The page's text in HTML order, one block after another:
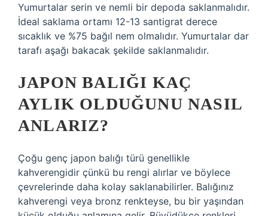
Yumurtalar serin ve nemli bir depoda saklanmalıdır.
İdeal saklama ortamı 12-13 santigrat derece
sıcaklık ve %75 bağıl nem olmalıdır. Yumurtalar dar
tarafı aşağı bakacak şekilde saklanmalıdır.
JAPON BALIĞI KAÇ
AYLIK OLDUĞUNU NASIL
ANLARIZ?
Çoğu genç japon balığı türü genellikle
kahverengidir çünkü bu rengi alırlar ve böylece
çevrelerinde daha kolay saklanabilirler. Balığınız
kahverengi veya bronz renkteyse, bu bir yaşından